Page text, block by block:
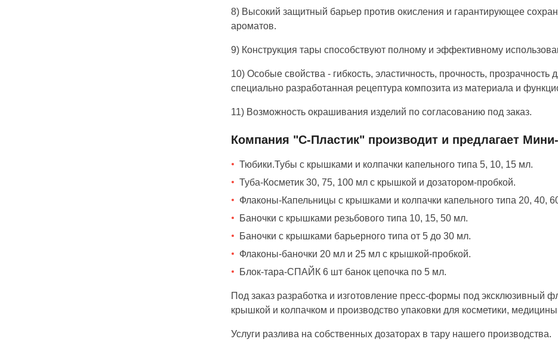
8) Высокий защитный барьер против окисления и гарантирующее
ароматов.
9) Конструкция тары способствуют полному и эффективному
10) Особые свойства - гибкость, эластичность, прочность, прозрачность
специально разработанная рецептура композита из материала и
11) Возможность окрашивания изделий по согласованию под заказ.
Компания "С-Пластик" производит и предлагает
Тюбики.Тубы с крышками и колпачки капельного типа 5, 10, 15 мл.
Туба-Косметик 30, 75, 100 мл с крышкой и дозатором-пробкой.
Флаконы-Капельницы с крышками и колпачки капельного типа 20, 40,
Баночки с крышками резьбового типа 10, 15, 50 мл.
Баночки с крышками барьерного типа от 5 до 30 мл.
Флаконы-баночки 20 мл и 25 мл с крышкой-пробкой.
Блок-тара-СПАЙК 6 шт банок цепочка по 5 мл.
Под заказ разработка и изготовление пресс-формы под эксклюзивный
крышкой и колпачком и производство упаковки для косметики,
Услуги разлива на собственных дозаторах в тару нашего производства.